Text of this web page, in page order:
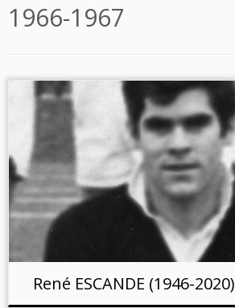
1966-1967
René ESCANDE (1946-2020)